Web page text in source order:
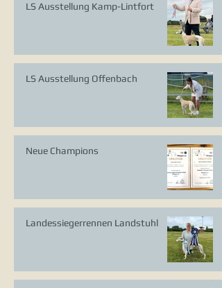
LS Ausstellung Kamp-Lintfort
LS Ausstellung Offenbach
Neue Champions
Landessiegerrennen Landstuhl